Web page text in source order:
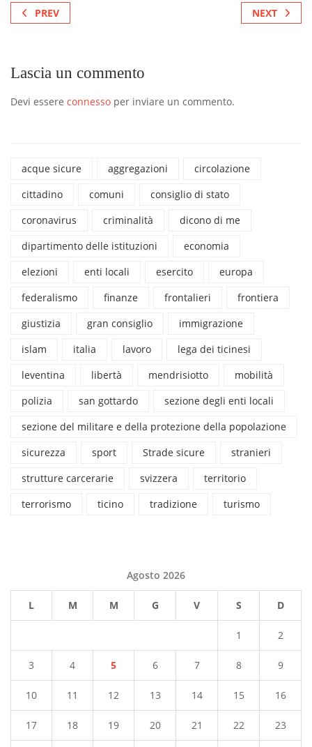
PREV NEXT
Lascia un commento
Devi essere connesso per inviare un commento.
acque sicure aggregazioni
circolazione
cittadino
comuni
consiglio di stato
coronavirus
criminalità
dicono di me
dipartimento delle istituzioni
economia
elezioni
enti locali esercito
europa
federalismo
finanze frontalieri
frontiera
giustizia
gran consiglio
immigrazione
islam
italia lavoro
lega dei ticinesi
leventina
libertà mendrisiotto
mobilità
polizia
san gottardo
sezione degli enti locali
sezione del militare e della protezione della popolazione
sicurezza
sport Strade sicure
stranieri
strutture carcerarie
svizzera
territorio
terrorismo
ticino tradizione turismo
Agosto 2026
L M M G V S D
1 2
3 4 5 6 7 8 9
10 11 12 13 14 15 16
17 18 19 20 21 22 23